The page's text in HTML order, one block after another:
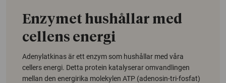
Enzymet hushållar med
cellens energi
Adenylatkinas är ett enzym som hushållar med våra
cellers energi. Detta protein katalyserar omvandlingen
mellan den energirika molekylen ATP (adenosin-tri-fosfat)